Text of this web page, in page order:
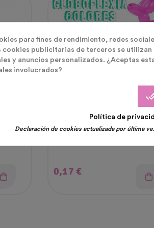
Precio
0,17 €
para fines de rendimiento, redes
cookies publicitarias de terceros se utilizan
y anuncios personalizados. ¿Aceptas
involucrados?
Política de
Declaración de cookies actualizada por última